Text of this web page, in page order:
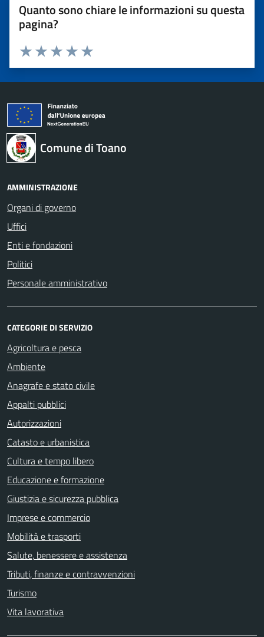
Quanto sono chiare le informazioni su questa
pagina?
Valuta 5 stelle su 5
Valuta 4 stelle su 5
Valuta 3 stelle su 5
Valuta 2 stelle su 5
Valuta 1 stelle su 5
Comune di Toano
AMMINISTRAZIONE
Organi di governo
Uffici
Enti e fondazioni
Politici
Personale amministrativo
CATEGORIE DI SERVIZIO
Agricoltura e pesca
Ambiente
Anagrafe e stato civile
Appalti pubblici
Autorizzazioni
Catasto e urbanistica
Cultura e tempo libero
Educazione e formazione
Giustizia e sicurezza pubblica
Imprese e commercio
Mobilità e trasporti
Salute, benessere e assistenza
Tributi, finanze e contravvenzioni
Turismo
Vita lavorativa